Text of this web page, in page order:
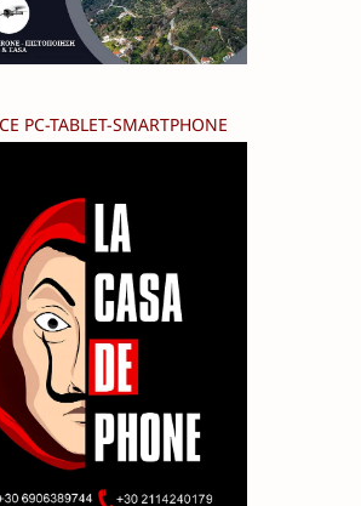
PC-TABLET-SMARTPHONE